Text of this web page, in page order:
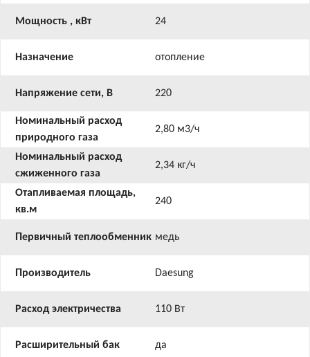
Мощность , кВт 24
Назначение отопление
Напряжение сети, В 220
Номинальный расход
природного газа
2,80 м3/ч
Номинальный расход
сжиженного газа
2,34 кг/ч
Отапливаемая площадь,
кв.м
240
Первичный теплообменник медь
Производитель Daesung
Расход электричества 110 Вт
Расширительный бак да